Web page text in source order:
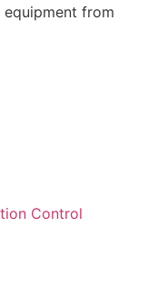
from
Control